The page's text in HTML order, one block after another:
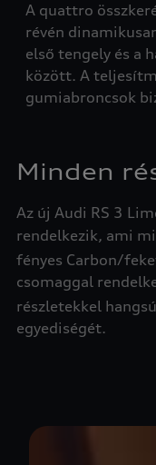
A quattro
révén
első tengely és a
között. A
gumiabroncsok
Minden
Az új Audi RS 3
rendelkezik, ami
fényes Carbon/
csomaggal
részletekkel
egyediségét.